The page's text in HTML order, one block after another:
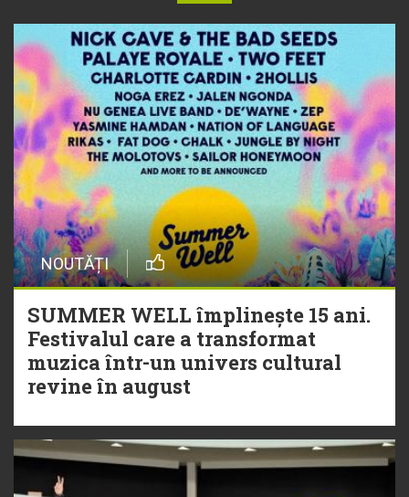
NOUTĂȚI
SUMMER WELL împlinește 15 ani.
Festivalul care a transformat
muzica într-un univers cultural
revine în august